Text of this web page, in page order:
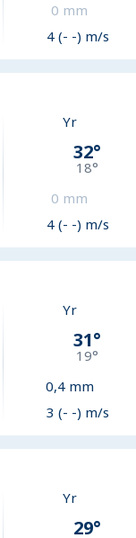
0 mm
4 (- -) m/s
Yr
32°
18°
0 mm
4 (- -) m/s
Yr
31°
19°
0,4mm
3 (- -) m/s
Yr
29°